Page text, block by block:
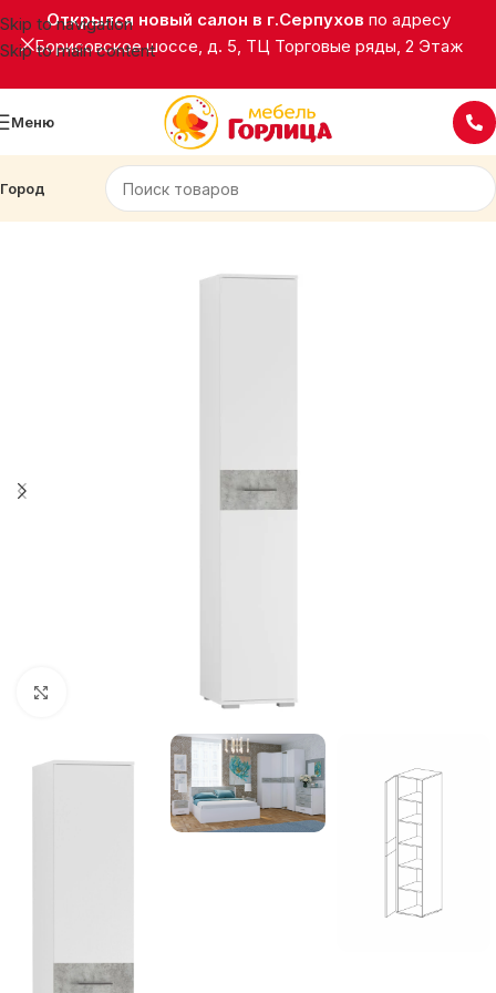
Skip to navigation
Skip to main content
Открылся новый салон в г.Серпухов по адресу
Борисовское шоссе, д. 5, ТЦ Торговые ряды, 2 Этаж
Меню
Город
Корпусная мебель Шкафы распашные